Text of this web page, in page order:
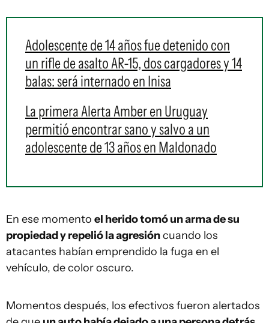
Adolescente de 14 años fue detenido con
un rifle de asalto AR-15, dos cargadores y 14
balas: será internado en Inisa
La primera Alerta Amber en Uruguay
permitió encontrar sano y salvo a un
adolescente de 13 años en Maldonado
En ese momento el herido tomó un arma de su
propiedad y repelió la agresióncuando los
atacantes habían emprendido la fuga en el
vehículo, de color oscuro.
Momentos después, los efectivos fueron alertados